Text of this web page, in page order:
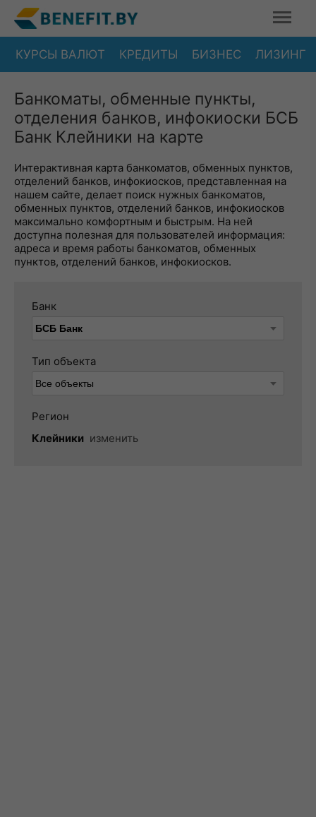
КУРСЫ ВАЛЮТ КРЕДИТЫ БИЗНЕС ЛИЗИНГ
Банкоматы, обменные пункты,
отделения банков, инфокиоски БСБ
Банк Клейники на карте
Интерактивная карта банкоматов, обменных пунктов,
отделений банков, инфокиосков, представленная на
нашем сайте, делает поиск нужных банкоматов,
обменных пунктов, отделений банков, инфокиосков
максимально комфортным и быстрым. На ней
доступна полезная для пользователей информация:
адреса и время работы банкоматов, обменных
пунктов, отделений банков, инфокиосков.
Банк
Тип объекта
Регион
Клейники изменить